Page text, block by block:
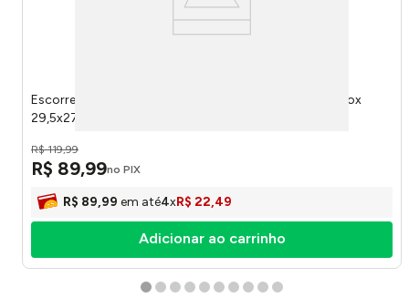
Escorredor de Louças 12 Pratos Com Porta Talheres Inox
29,5x27x33cm 8503M - Mak Inox
R$ 119,99
R$ 89,99no PIX
R$ 89,99 em até4xR$ 22,49
Adicionar ao carrinho